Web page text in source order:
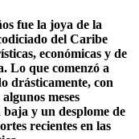
fue la joya de la
del Caribe
económicas y de
Lo que comenzó a
drásticamente, con
meses
y un desplome de
recientes en las